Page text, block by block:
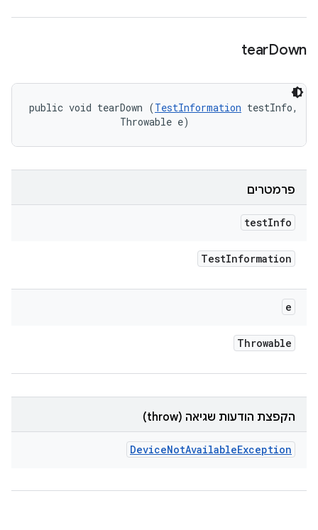
tearDown
public void tearDown (TestInformation testInfo,
                Throwable e)
פרמטרים
testInfo
TestInformation
e
Throwable
הקפצת הודעות שגיאה (throw)
DeviceNotAvailableException